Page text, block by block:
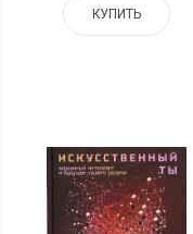
КУПИТЬ